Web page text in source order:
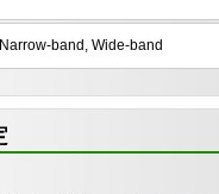
Narrow-band, Wide-band